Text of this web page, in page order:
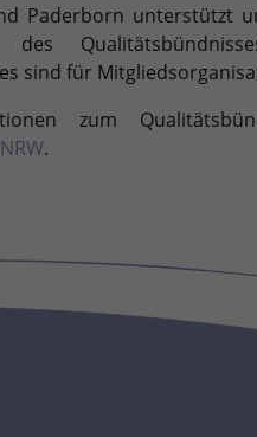
Paderborn unterstützt
des
sind für
zum
.